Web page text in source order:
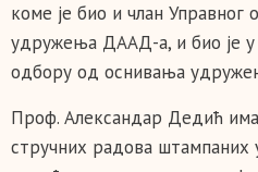
коме је био и члан Управног
удружења ДААД-а, и био је
одбору од оснивања
Проф. Александар Дедић
стручних радова